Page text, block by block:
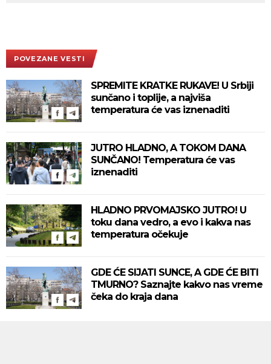
POVEZANE VESTI
SPREMITE KRATKE RUKAVE! U Srbiji
sunčano i toplije, a najviša
temperatura će vas iznenaditi
JUTRO HLADNO, A TOKOM DANA
SUNČANO! Temperatura će vas
iznenaditi
HLADNO PRVOMAJSKO JUTRO! U
toku dana vedro, a evo i kakva nas
temperatura očekuje
GDE ĆE SIJATI SUNCE, A GDE ĆE BITI
TMURNO? Saznajte kakvo nas vreme
čeka do kraja dana